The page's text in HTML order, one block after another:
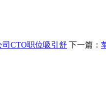
CTO职位吸引舒 下一篇：